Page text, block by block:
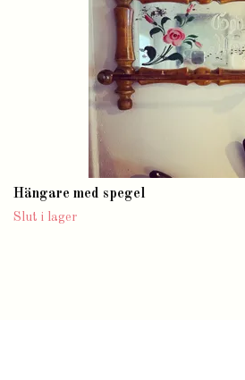
Hängare med spegel
Slut i lager